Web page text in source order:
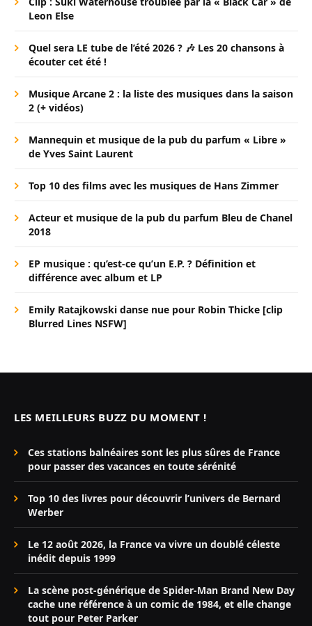
Leon Else
Quel sera LE tube de l’été 2026 ? 🎶 Les 20 chansons à
écouter cet été !
Musique Arcane 2 : la liste des musiques dans la saison
2 (+ vidéos)
Mannequin et musique de la pub du parfum « Libre »
de Yves Saint Laurent
Top 10 des films avec les musiques de Hans Zimmer
Acteur et musique de la pub du parfum Bleu de Chanel
2018
EP musique : qu’est-ce qu’un E.P. ? Définition et
différence avec album et LP
Emily Ratajkowski danse nue pour Robin Thicke [clip
Blurred Lines NSFW]
LES MEILLEURS BUZZ DU MOMENT !
Ces stations balnéaires sont les plus sûres de France
pour passer des vacances en toute sérénité
Top 10 des livres pour découvrir l’univers de Bernard
Werber
Le 12 août 2026, la France va vivre un doublé céleste
inédit depuis 1999
La scène post-générique de Spider-Man Brand New Day
cache une référence à un comic de 1984, et elle change
tout pour Peter Parker